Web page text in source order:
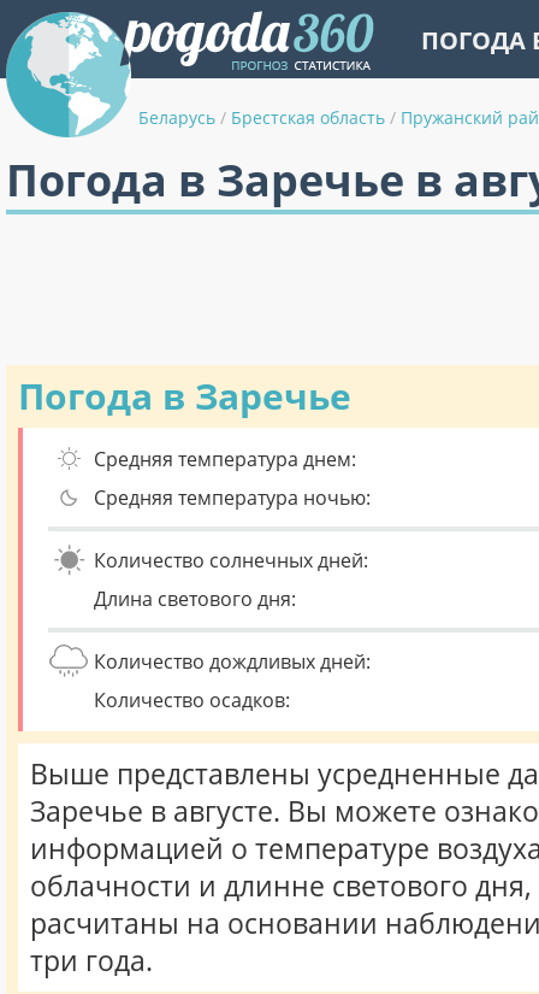
ПОГОДА
Беларусь / Брестская область / Пружанский
Погода в Заречье в
Погода в Заречье
Средняя температура днем:
Средняя температура ночью:
Количество солнечных дней:
Длина светового дня:
Количество дождливых дней:
Количество осадков:
Выше представлены усредненные
Заречье в августе. Вы можете
информацией о температуре
облачности и длинне светового
расчитаны на основании
три года.